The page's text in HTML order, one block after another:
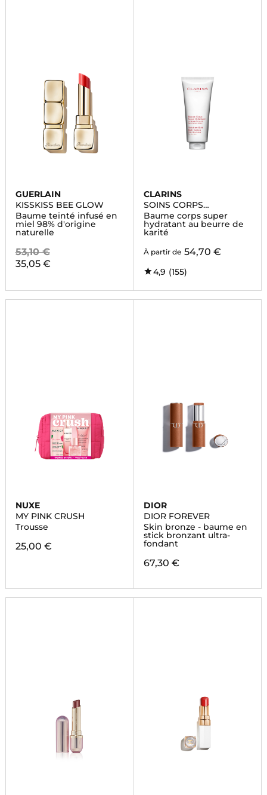
GUERLAIN
KISSKISS BEE GLOW
Baume teinté infusé en
miel 98% d'origine
naturelle
53,10 €
35,05 €
CLARINS
SOINS CORPS
HYDRATANTS
Baume corps super
hydratant au beurre de
karité
À partir de 54,70 €
4,9 (155)
NUXE
MY PINK CRUSH
Trousse
25,00 €
DIOR
DIOR FOREVER
Skin bronze - baume en
stick bronzant ultra-
fondant
67,30 €